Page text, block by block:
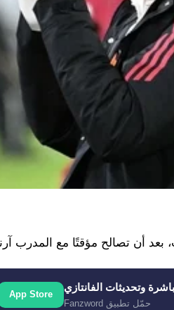
بعد أن تصالح مؤقتًا مع المدرب
وتحديثات الفانتازي
حمّل تطبيق Fanzword
App Store